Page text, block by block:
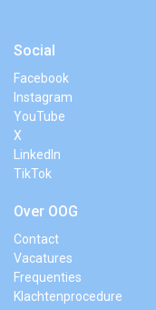
Social
Facebook
Instagram
YouTube
X
LinkedIn
TikTok
Over OOG
Contact
Vacatures
Frequenties
Klachtenprocedure